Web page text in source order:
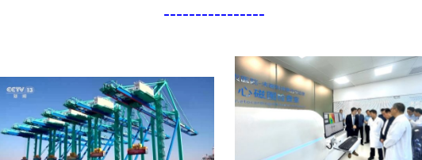
----------------